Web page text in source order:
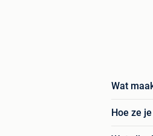
Wat
Hoe ze